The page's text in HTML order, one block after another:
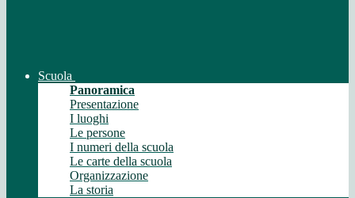
Scuola
Panoramica
Presentazione
I luoghi
Le persone
I numeri della scuola
Le carte della scuola
Organizzazione
La storia